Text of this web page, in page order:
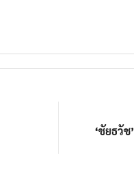
‘ชัยธวั